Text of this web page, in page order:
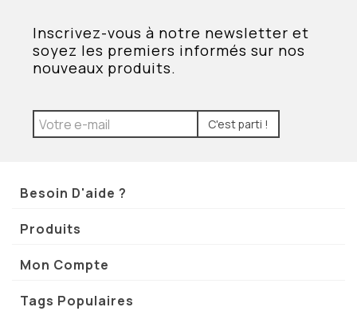
Inscrivez-vous à notre newsletter et
soyez les premiers informés sur nos
nouveaux produits.
C'est parti !
Besoin D'aide ?
Produits
Mon Compte
Tags Populaires